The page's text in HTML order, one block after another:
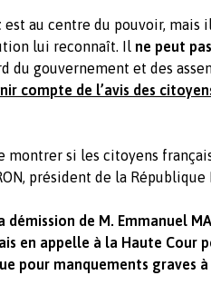
est au centre du pouvoir, mais
lui reconnaît. Il ne peut
du gouvernement et des
compte de l’avis des
montrer si les citoyens
président de la République
de M. Emmanuel
en appelle à la Haute Cour
pour manquements graves